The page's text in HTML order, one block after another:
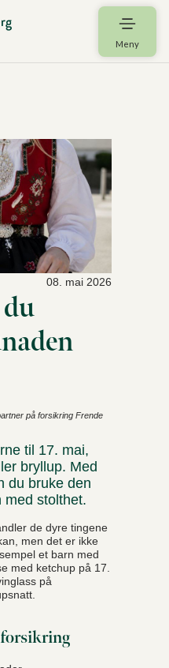
Meny
08. mai 2026
på forsikring Frende
til 17. mai,
bryllup. Med
du bruke den
med stolthet.
de dyre tingene
men det er ikke
et barn med
med ketchup på 17.
på